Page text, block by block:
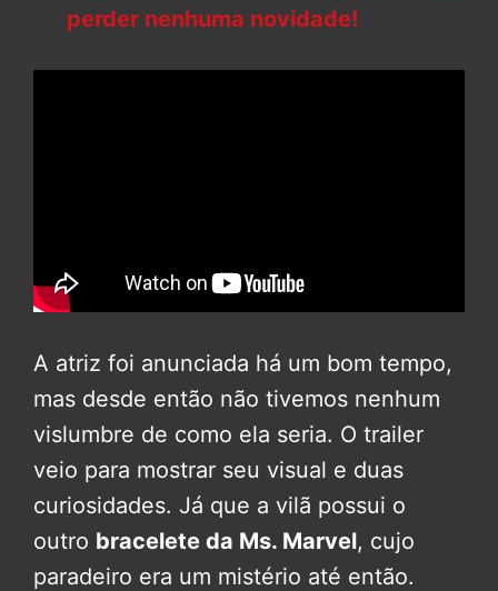
perder nenhuma novidade!
A atriz foi anunciada há um bom tempo,
mas desde então não tivemos nenhum
vislumbre de como ela seria. O trailer
veio para mostrar seu visual e duas
curiosidades. Já que a vilã possui o
outro bracelete da Ms. Marvel, cujo
paradeiro era um mistério até então.